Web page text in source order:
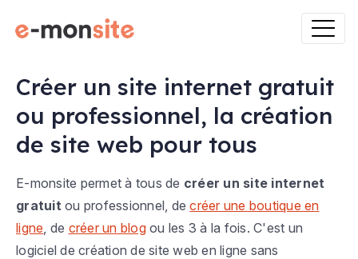
Créer un site internet gratuit
ou professionnel, la création
de site web pour tous
E-monsite permet à tous de créer un site internet
gratuit ou professionnel, decréer une boutique en
ligne , de créer un blogou les 3 à la fois. C'est un
logiciel de création de site web en ligne sans